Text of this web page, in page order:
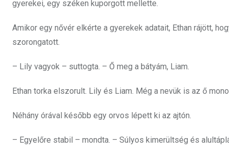
gyerekei, egy széken kuporgott mellette.
Amikor egy nővér elkérte a gyerekek adatait, Ethan rájött,
szorongatott.
– Lily vagyok – suttogta. – Ő meg a bátyám, Liam.
Ethan torka elszorult. Lily és Liam. Még a nevük is az ő
Néhány órával később egy orvos lépett ki az ajtón.
– Egyelőre stabil – mondta. – Súlyos kimerültség és